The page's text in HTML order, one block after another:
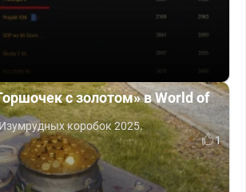
с золотом» в World of
коробок 2025.
1